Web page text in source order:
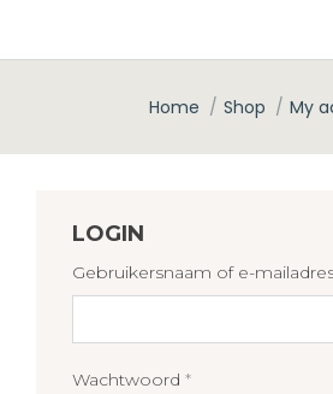
Je bent hier:
Home Shop My
LOGIN
Gebruikersnaam of e-
Wachtwoord *